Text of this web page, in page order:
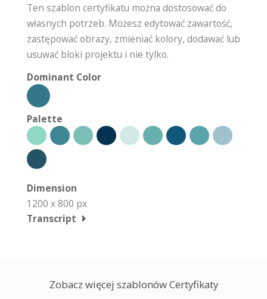
Ten szablon certyfikatu można dostosować do
własnych potrzeb. Możesz edytować zawartość,
zastępować obrazy, zmieniać kolory, dodawać lub
usuwać bloki projektu i nie tylko.
Dominant Color
Palette
Dimension
1200 x 800 px
Transcript
Zobacz więcej szablonów Certyfikaty